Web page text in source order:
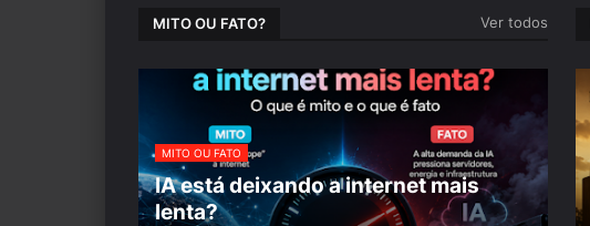
MITO OU FATO? Ver todos
MITO OU FATO
IA está deixando a internet mais
lenta?